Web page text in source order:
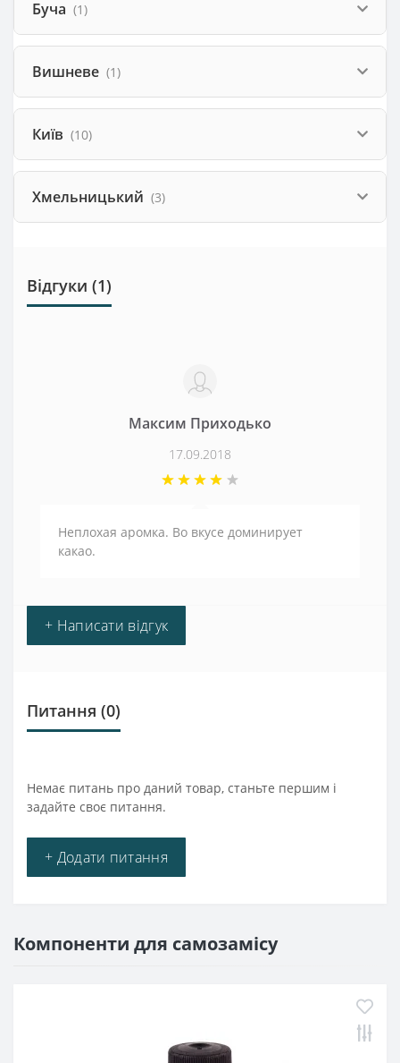
Буча (1)
Вишневе (1)
Київ (10)
Хмельницький (3)
Відгуки (1)
Максим Приходько
17.09.2018
Неплохая аромка. Во вкусе доминирует
какао.
+ Написати відгук
Питання (0)
Немає питань про даний товар, станьте першим і
задайте своє питання.
+ Додати питання
Компоненти для самозамісу